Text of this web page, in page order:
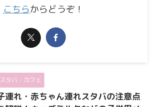
こちらからどうぞ！
スタバ・カフェ
連れ・赤ちゃん連れスタバの注意点